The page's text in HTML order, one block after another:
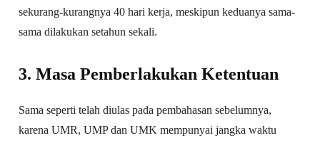
sekurang-kurangnya 40 hari kerja, meskipun keduanya sama-
sama dilakukan setahun sekali.
3. Masa Pemberlakukan Ketentuan
Sama seperti telah diulas pada pembahasan sebelumnya,
karena UMR, UMP dan UMK mempunyai jangka waktu